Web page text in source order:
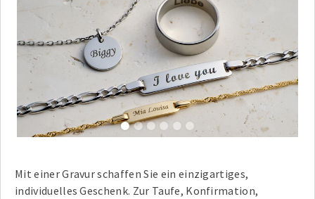
1 2 3 4 5 6
Mit einer Gravur schaffen Sie ein einzigartiges,
individuelles Geschenk. Zur Taufe, Konfirmation,